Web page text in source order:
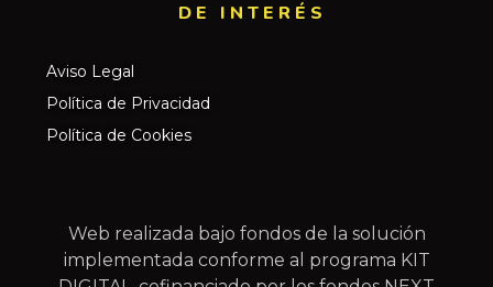
DE INTERÉS​
Aviso Legal
Política de Privacidad
Política de Cookies
Web realizada bajo fondos de la solución
implementada conforme al programa KIT